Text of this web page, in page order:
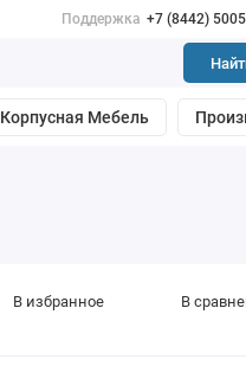
Поддержка +7 (8442)
Корпусная Мебель
В избранное В